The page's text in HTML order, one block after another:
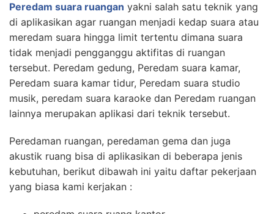
Peredam suara ruangan yakni salah satu teknik yang
di aplikasikan agar ruangan menjadi kedap suara atau
meredam suara hingga limit tertentu dimana suara
tidak menjadi pengganggu aktifitas di ruangan
tersebut. Peredam gedung, Peredam suara kamar,
Peredam suara kamar tidur, Peredam suara studio
musik, peredam suara karaoke dan Peredam ruangan
lainnya merupakan aplikasi dari teknik tersebut.
Peredaman ruangan, peredaman gema dan juga
akustik ruang bisa di aplikasikan di beberapa jenis
kebutuhan, berikut dibawah ini yaitu daftar pekerjaan
yang biasa kami kerjakan :